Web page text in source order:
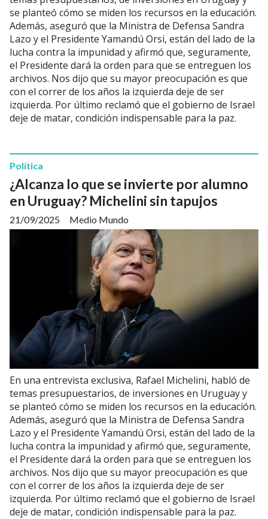
se planteó cómo se miden los recursos en la educación.
Además, aseguró que la Ministra de Defensa Sandra
Lazo y el Presidente Yamandú Orsi, están del lado de la
lucha contra la impunidad y afirmó que, seguramente,
el Presidente dará la orden para que se entreguen los
archivos. Nos dijo que su mayor preocupación es que
con el correr de los años la izquierda deje de ser
izquierda. Por último reclamó que el gobierno de Israel
deje de matar, condición indispensable para la paz.
¿Alcanza lo que se invierte por alumno
en Uruguay? Michelini sin tapujos
Medio Mundo
Política
21/09/2025
En una entrevista exclusiva, Rafael Michelini, habló de
temas presupuestarios, de inversiones en Uruguay y
se planteó cómo se miden los recursos en la educación.
Además, aseguró que la Ministra de Defensa Sandra
Lazo y el Presidente Yamandú Orsi, están del lado de la
lucha contra la impunidad y afirmó que, seguramente,
el Presidente dará la orden para que se entreguen los
archivos. Nos dijo que su mayor preocupación es que
con el correr de los años la izquierda deje de ser
izquierda. Por último reclamó que el gobierno de Israel
deje de matar, condición indispensable para la paz.